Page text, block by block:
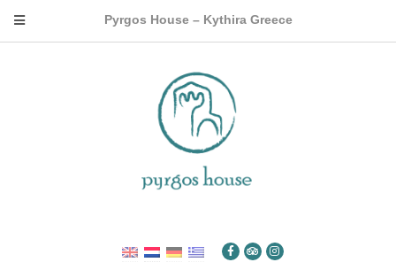
Pyrgos House – Kythira Greece